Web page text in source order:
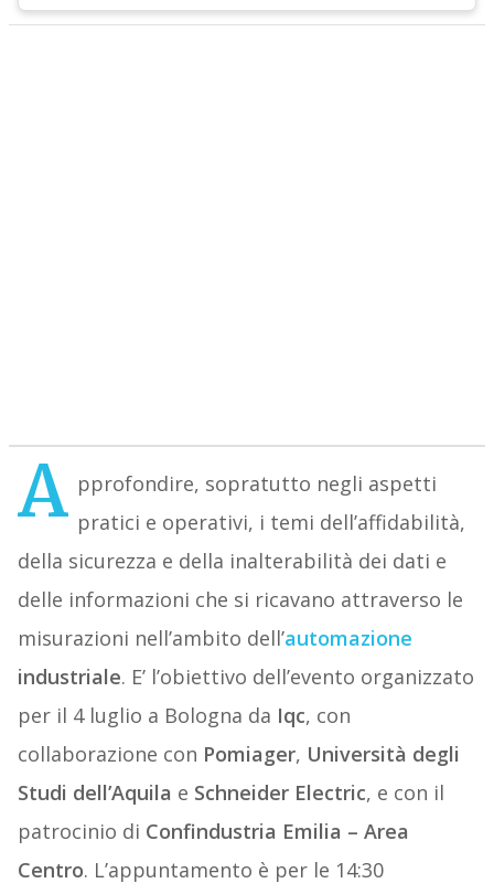
A pprofondire, sopratutto negli aspetti
pratici e operativi, i temi dell’affidabilità,
della sicurezza e della inalterabilità dei dati e
delle informazioni che si ricavano attraverso le
misurazioni nell’ambito dell’automazione
industriale. E’ l’obiettivo dell’evento organizzato
per il 4 luglio a Bologna da Iqc, con
collaborazione con Pomiager, Università degli
Studi dell’Aquila e Schneider Electric, e con il
patrocinio di Confindustria Emilia – Area
Centro. L’appuntamento è per le 14:30